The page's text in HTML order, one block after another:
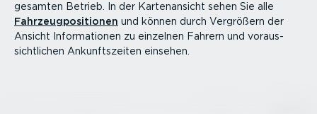
gesamten Betrieb. In der Karten­an­sicht sehen Sie alle
Fahrzeug­po­si­tionen und können durch Vergrößern der
Ansicht Infor­ma­tionen zu einzelnen Fahrern und voraus­
sicht­lichen Ankunfts­zeiten einsehen.